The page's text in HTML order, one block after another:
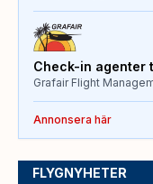
Check-in agenter
Grafair Flight
Annonsera här
FLYGNYHETER